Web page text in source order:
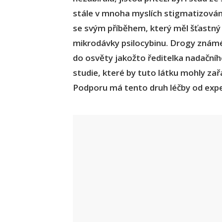
stále v mnoha myslích
se svým příběhem, který měl
mikrodávky psilocybinu. Drogy
do osvěty jakožto ředitelka
studie, které by tuto látku mohly
Podporu má tento druh léčby od